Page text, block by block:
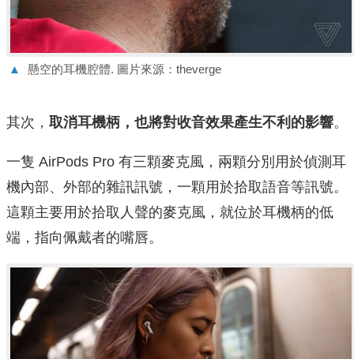
▲ 懸空的耳機腔體. 圖片來源：theverge
其次， 取消耳機柄，也將對收音效果產生不利的影響。
一隻 AirPods Pro 有三顆麥克風，兩顆分別用於偵測耳
機內部、外部的雜訊訊號，一顆用於拾取語音等訊號。
這顆主要用於拾取人聲的麥克風，就位於耳機柄的低
端，指向佩戴者的嘴唇。